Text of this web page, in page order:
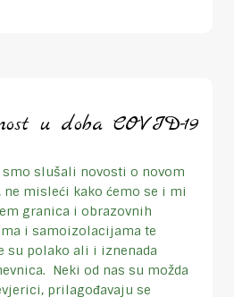
u doba COVID-19
slušali novosti o novom
misleći kako ćemo se i mi
granica i obrazovnih
i samoizolacijama te
su polako ali i iznenada
Neki od nas su možda
prilagođavaju se